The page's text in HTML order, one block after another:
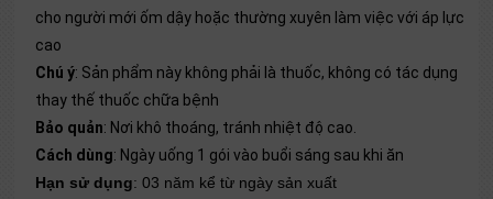
cho người mới ốm dậy hoặc thường xuyên làm việc với áp lực
cao
Chú ý: Sản phẩm này không phải là thuốc, không có tác dụng
thay thế thuốc chữa bệnh
Bảo quản: Nơi khô thoáng, tránh nhiệt độ cao.
Cách dùng: Ngày uống 1 gói vào buổi sáng sau khi ăn
Hạn sử dụng: 03 năm kể từ ngày sản xuất